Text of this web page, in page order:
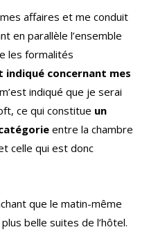
affaires et me conduit
en parallèle l’ensemble
les formalités
indiqué concernant mes
indiqué que je serai
ce qui constitue un
entre la chambre
celle qui est donc
que le matin-même
belle suites de l’hôtel.